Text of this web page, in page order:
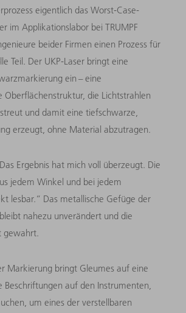
eigentlich das Worst-Case-
im Applikationslabor bei TRUMPF
beider Firmen einen Prozess für
Teil. Der UKP-Laser bringt eine
ein – eine
Oberflächenstruktur, die Lichtstrahlen
und damit eine tiefschwarze,
erzeugt, ohne Material abzutragen.
Ergebnis hat mich voll überzeugt. Die
jedem Winkel und bei jedem
lesbar.“ Das metallische Gefüge der
nahezu unverändert und die
gewahrt.
Markierung bringt Gleumes auf eine
Beschriftungen auf den Instrumenten,
um eines der verstellbaren